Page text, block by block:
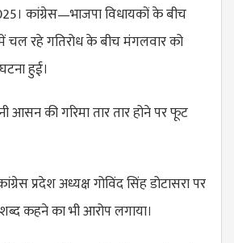
कांग्रेस—भाजपा विधायकों के बीच
चल रहे गतिरोध के बीच मंगलवार को
हुई।
आसन की गरिमा तार तार होने पर फूट
प्रदेश अध्यक्ष गोविंद सिंह डोटासरा पर
कहने का भी आरोप लगाया।